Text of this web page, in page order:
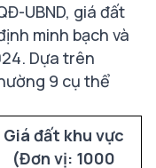
UBND, giá đất
minh bạch và
Dựa trên
9 cụ thể
Giá đất khu vực
(Đơn vị: 1000